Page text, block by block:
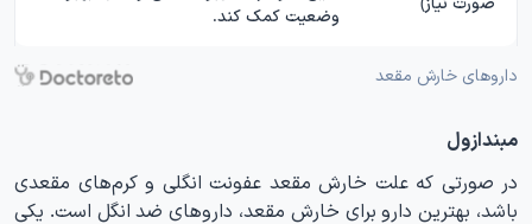
وضعیت کمک کند.
داروهای خارش مقعد
مبندازول
در صورتی که علت خارش مقعد عفونت انگلی و کرم‌های مقعدی
باشد، بهترین دارو برای خارش مقعد، داروهای ضد انگل است. یکی